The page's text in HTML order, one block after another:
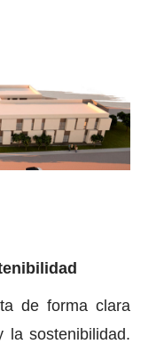
de forma clara
la sostenibilidad.